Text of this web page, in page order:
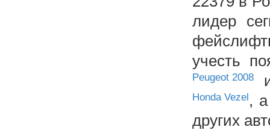
лидер
учесть
Peugeot 2008
Honda Vezel,
других